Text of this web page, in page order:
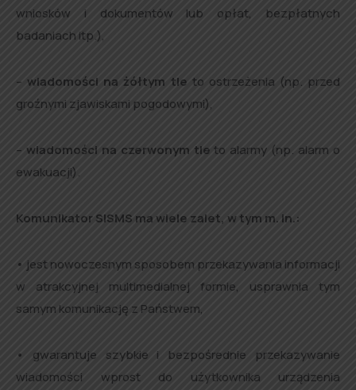
wniosków i dokumentów lub opłat, bezpłatnych
badaniach itp.),
–wiadomości na żółtym tle to ostrzeżenia (np. przed
groźnymi zjawiskami pogodowymi),
– wiadomości na czerwonym tleto alarmy (np. alarm o
ewakuacji).
Komunikator SISMS ma wiele zalet, w tym m. in.:
• jest nowoczesnym sposobem przekazywania informacji
w atrakcyjnej multimedialnej formie, usprawnia tym
samym komunikację z Państwem,
• gwarantuje szybkie i bezpośrednie przekazywanie
wiadomości wprost do użytkownika urządzenia